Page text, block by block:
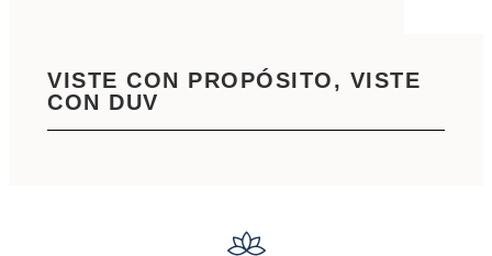
VISTE CON PROPÓSITO, VISTE
CON DUV